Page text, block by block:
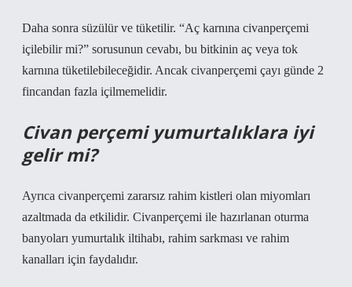
Daha sonra süzülür ve tüketilir. “Aç karnına civanperçemi
içilebilir mi?” sorusunun cevabı, bu bitkinin aç veya tok
karnına tüketilebileceğidir. Ancak civanperçemi çayı günde 2
fincandan fazla içilmemelidir.
Civan perçemi yumurtalıklara iyi
gelir mi?
Ayrıca civanperçemi zararsız rahim kistleri olan miyomları
azaltmada da etkilidir. Civanperçemi ile hazırlanan oturma
banyoları yumurtalık iltihabı, rahim sarkması ve rahim
kanalları için faydalıdır.